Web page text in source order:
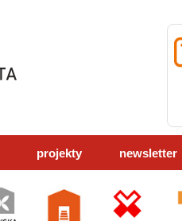
projekty newsletter